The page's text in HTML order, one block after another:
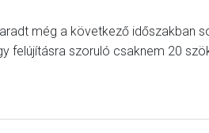
még a következő időszakban
felújításra szoruló csaknem 20